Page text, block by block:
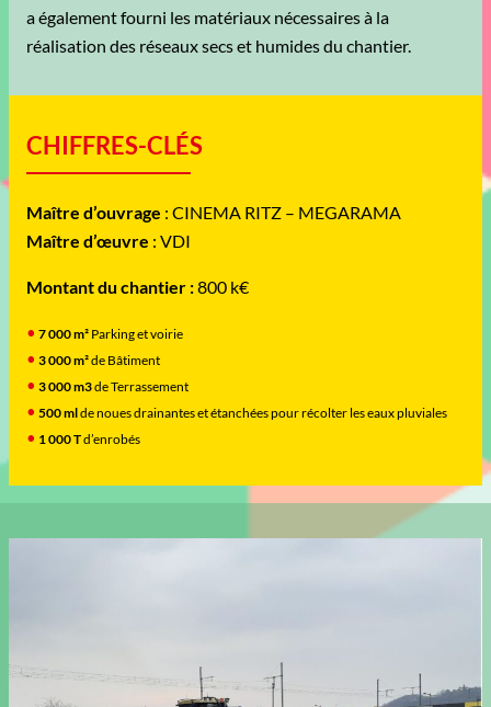
a également fourni les matériaux nécessaires à la
réalisation des réseaux secs et humides du chantier.
CHIFFRES-CLÉS
Maître d’ouvrage : CINEMA RITZ – MEGARAMA
Maître d’œuvre : VDI
Montant du chantier :800 k€
7 000 m²Parking et voirie
3 000 m²de Bâtiment
3 000 m3de Terrassement
500 mlde noues drainantes et étanchées pour récolter les eaux pluviales
1 000 Td’enrobés